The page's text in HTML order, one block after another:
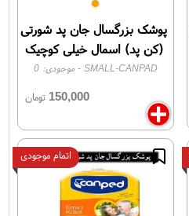
پوشک بزرگسال جان پد شورتی
(کن پد) اسمال خیلی کوچیک
SMALL-CANPAD - موجودی:0
150,000 تومان
اتمام موجودی